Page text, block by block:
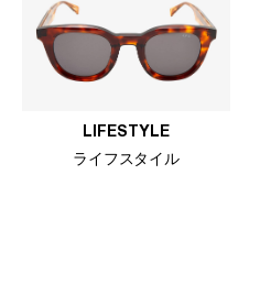
LIFESTYLE
ライフスタイル